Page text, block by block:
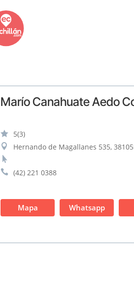
Marío Canahuate Aedo
 5(3)
 Hernando de Magallanes 535,


(42) 221 0388
Mapa Whatsapp